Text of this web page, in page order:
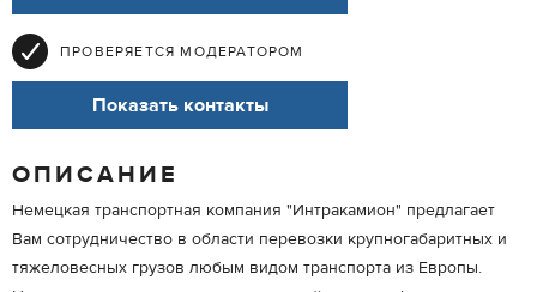
ПРОВЕРЯЕТСЯ МОДЕРАТОРОМ
Показать контакты
ОПИСАНИЕ
Немецкая транспортная компания "Интракамион" предлагает
Вам сотрудничество в области перевозки крупногабаритных и
тяжеловесных грузов любым видом транспорта из Европы.